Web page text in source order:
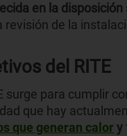
en la
revisión de la
del RITE
surge para cumplir
que hay
que generan calor y